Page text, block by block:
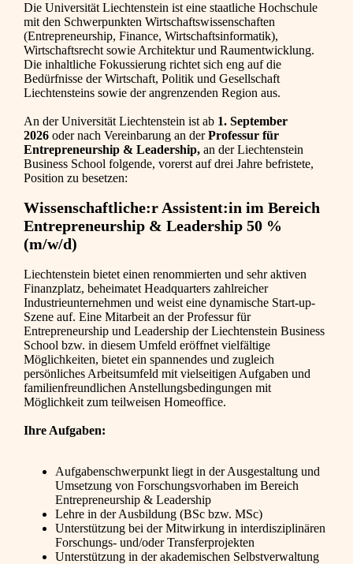
Die Universität Liechtenstein ist eine staatliche Hochschule
mit den Schwerpunkten Wirtschaftswissenschaften
(Entrepreneurship, Finance, Wirtschaftsinformatik),
Wirtschaftsrecht sowie Architektur und Raumentwicklung.
Die inhaltliche Fokussierung richtet sich eng auf die
Bedürfnisse der Wirtschaft, Politik und Gesellschaft
Liechtensteins sowie der angrenzenden Region aus.
An der Universität Liechtenstein ist ab 1. September
2026 oder nach Vereinbarung an derProfessur für
Entrepreneurship & Leadership, an der Liechtenstein
Business School folgende, vorerst auf drei Jahre befristete,
Position zu besetzen:
Wissenschaftliche:r Assistent:in im Bereich
Entrepreneurship & Leadership 50 %
(m/w/d)
Liechtenstein bietet einen renommierten und sehr aktiven
Finanzplatz, beheimatet Headquarters zahlreicher
Industrieunternehmen und weist eine dynamische Start-up-
Szene auf. Eine Mitarbeit an der Professur für
Entrepreneurship und Leadership der Liechtenstein Business
School bzw. in diesem Umfeld eröffnet vielfältige
Möglichkeiten, bietet ein spannendes und zugleich
persönliches Arbeitsumfeld mit vielseitigen Aufgaben und
familienfreundlichen Anstellungsbedingungen mit
Möglichkeit zum teilweisen Homeoffice.
Ihre Aufgaben:
Aufgabenschwerpunkt liegt in der Ausgestaltung und
Umsetzung von Forschungsvorhaben im Bereich
Entrepreneurship & Leadership
Lehre in der Ausbildung (BSc bzw. MSc)
Unterstützung bei der Mitwirkung in interdisziplinären
Forschungs- und/oder Transferprojekten
Unterstützung in der akademischen Selbstverwaltung